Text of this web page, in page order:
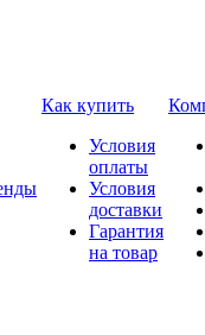
Как купить
Условия
оплаты
Условия
доставки
Гарантия
на товар